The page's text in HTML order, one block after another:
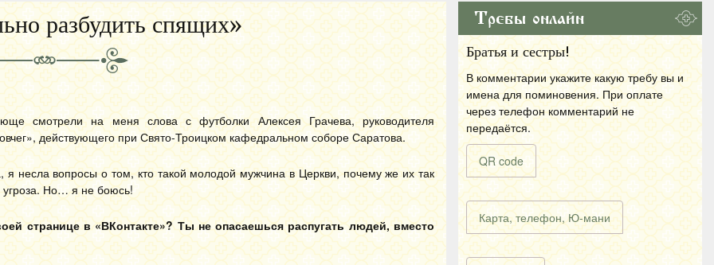
разбудить спящих»
смотрели на меня слова с футболки Алексея Грачева, руководителя
действующего при Свято-Троицком кафедральном соборе Саратова.
несла вопросы о том, кто такой молодой мужчина в Церкви, почему же их так
угроза. Но… я не боюсь!
странице в «ВКонтакте»? Ты не опасаешься распугать людей, вместо
Требы онлайн
Братья и сестры!
В комментарии укажите какую требу вы и
имена для поминовения. При оплате
через телефон комментарий не
передаётся.
QR code
Карта, телефон, Ю-мани